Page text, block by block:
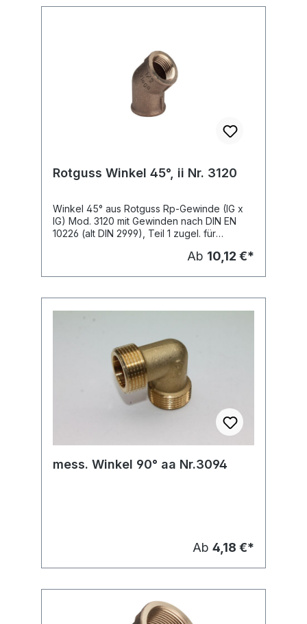
Rotguss Winkel 45°, ii Nr. 3120
Winkel 45° aus Rotguss Rp-Gewinde (IG x
IG) Mod. 3120 mit Gewinden nach DIN EN
10226 (alt DIN 2999), Teil 1 zugel. für
die Gasinstallation nach TRGI mit DVGW-
Ab 10,12 €*
mess. Winkel 90° aa Nr.3094
Ab 4,18 €*